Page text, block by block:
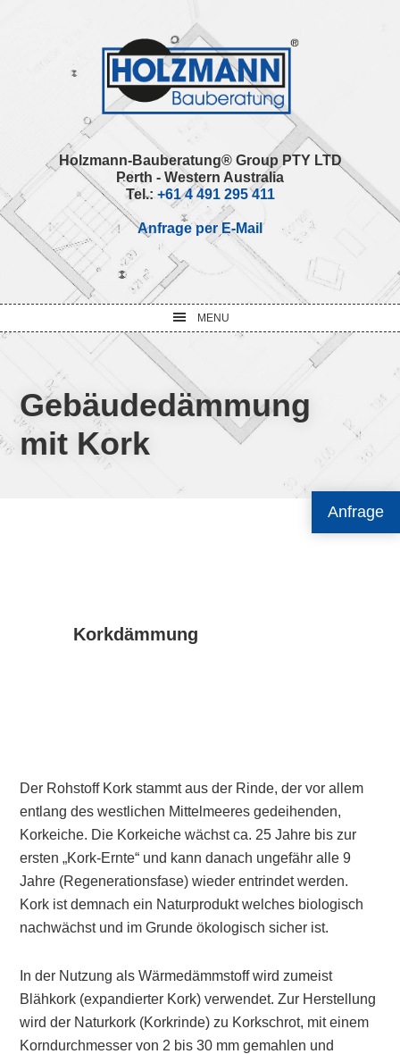
Anfrage
Holzmann-Bauberatung® Group PTY LTD
Perth - Western Australia
Tel.: +61 4 491 295 411
Anfrage per E-Mail
MENU
Gebäudedämmung
mit Kork
Korkdämmung
Der RohstoffKork stammt aus der Rinde, der vor allem
entlang des westlichen Mittelmeeres gedeihenden,
Korkeiche. Die Korkeiche wächst ca. 25 Jahre bis zur
ersten „Kork-Ernte“ und kann danach ungefähr alle 9
Jahre (Regenerationsfase) wieder entrindet werden.
Kork ist demnach ein Naturprodukt welches biologisch
nachwächst und im Grunde ökologisch sicher ist.
In der Nutzung als Wärmedämmstoff wird zumeist
Blähkork (expandierter Kork) verwendet. Zur Herstellung
wird der Naturkork (Korkrinde) zu Korkschrot, mit einem
Korndurchmesser von 2 bis 30 mm gemahlen und